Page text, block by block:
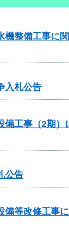
整備工事に
入札公告
備工事（2期）
公告
備等改修工事